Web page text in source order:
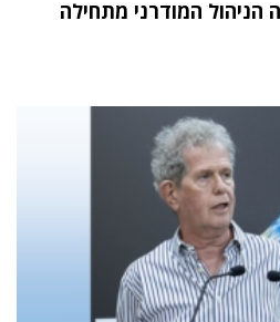
הניהול המודרני מתחילה